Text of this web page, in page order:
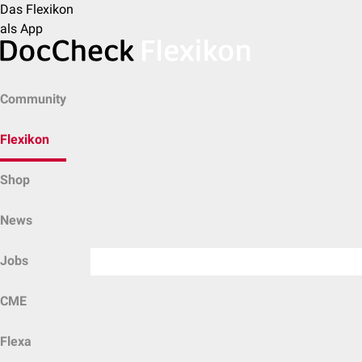
Das Flexikon
als App
Community
Flexikon
Shop
News
Jobs
CME
Flexa